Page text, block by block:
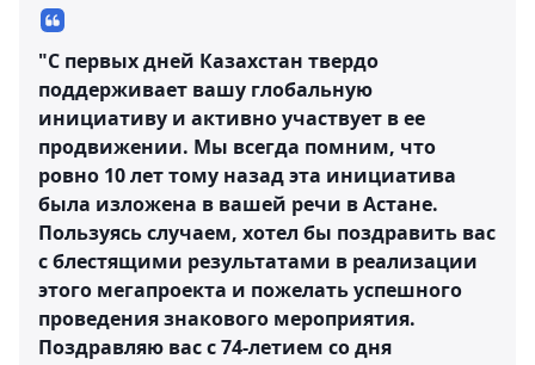
"С первых дней Казахстан твердо
поддерживает вашу глобальную
инициативу и активно участвует в ее
продвижении. Мы всегда помним, что
ровно 10 лет тому назад эта инициатива
была изложена в вашей речи в Астане.
Пользуясь случаем, хотел бы поздравить вас
с блестящими результатами в реализации
этого мегапроекта и пожелать успешного
проведения знакового мероприятия.
Поздравляю вас с 74-летием со дня